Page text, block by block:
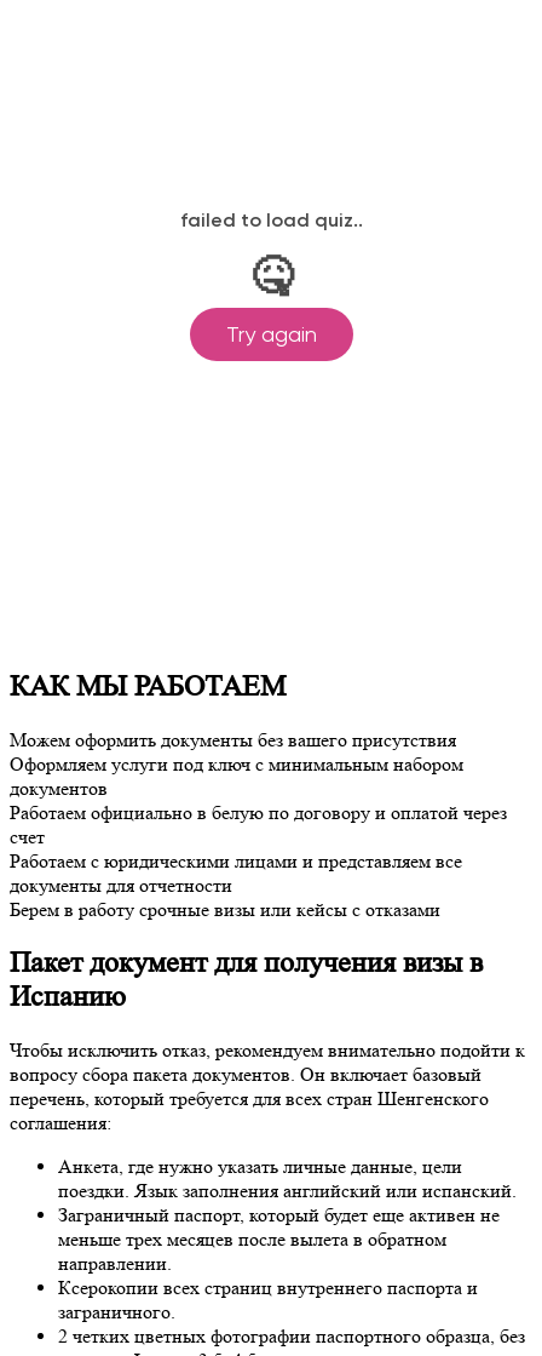
КАК МЫ РАБОТАЕМ
Можем оформить документы без вашего присутствия
Оформляем услуги под ключ с минимальным набором
документов
Работаем официально в белую по договору и оплатой через
счет
Работаем с юридическими лицами и представляем все
документы для отчетности
Берем в работу срочные визы или кейсы с отказами
Пакет документ для получения визы в
Испанию
Чтобы исключить отказ, рекомендуем внимательно подойти к
вопросу сбора пакета документов. Он включает базовый
перечень, который требуется для всех стран Шенгенского
соглашения:
Анкета, где нужно указать личные данные, цели
поездки. Язык заполнения английский или испанский.
Заграничный паспорт, который будет еще активен не
меньше трех месяцев после вылета в обратном
направлении.
Ксерокопии всех страниц внутреннего паспорта и
заграничного.
2 четких цветных фотографии паспортного образца, без